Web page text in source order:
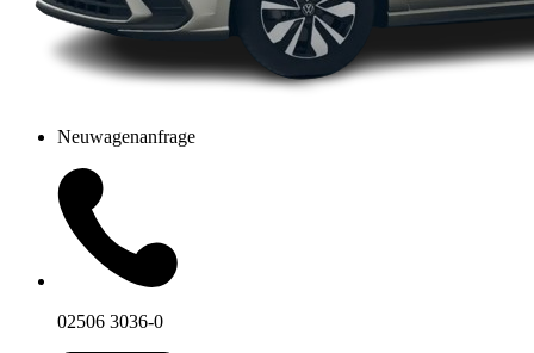
Neuwagenanfrage
02506 3036-0